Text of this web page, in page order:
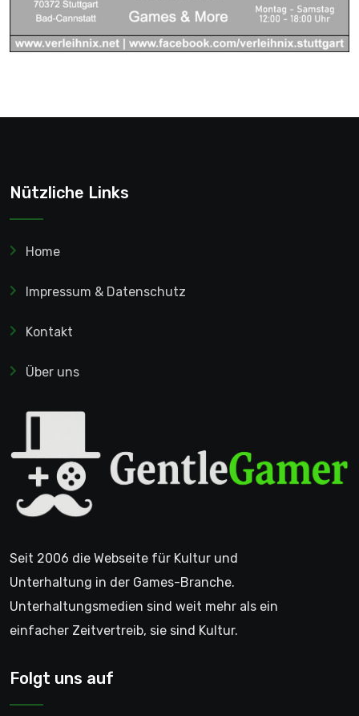
Nützliche Links
Home
Impressum & Datenschutz
Kontakt
Über uns
Seit 2006 die Webseite für Kultur und
Unterhaltung in der Games-Branche.
Unterhaltungsmedien sind weit mehr als ein
einfacher Zeitvertreib, sie sind Kultur.
Folgt uns auf